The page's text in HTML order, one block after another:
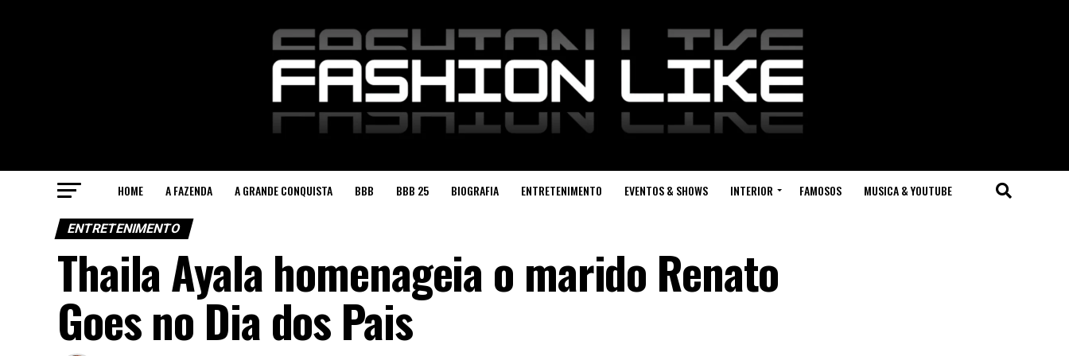
HOME A FAZENDA A GRANDE CONQUISTA BBB BBB 25 BIOGRAFIA ENTRETENIMENTO EVENTOS & SHOWS INTERIOR FAMOSOS MUSICA & YOUTUBE
ENTRETENIMENTO
Thaila Ayala homenageia o marido Renato
Goes no Dia dos Pais